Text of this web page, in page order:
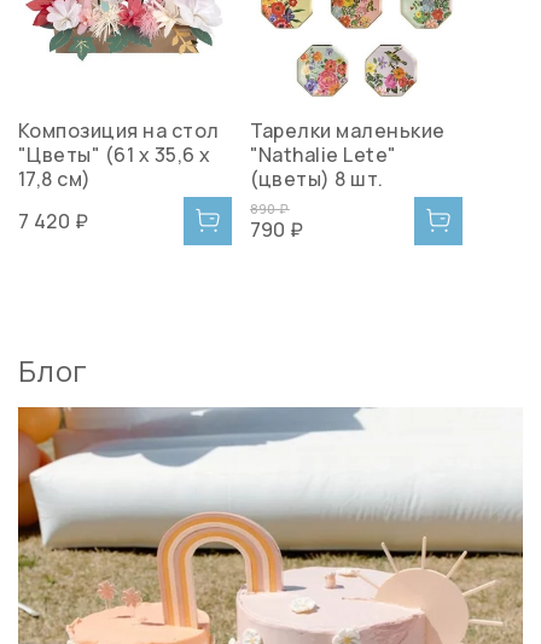
Композиция на стол
"Цветы" (61 х 35,6 х
17,8 см)
7 420 ₽
Тарелки маленькие
"Nathalie Lete"
(цветы) 8 шт.
890 ₽
790 ₽
Блог